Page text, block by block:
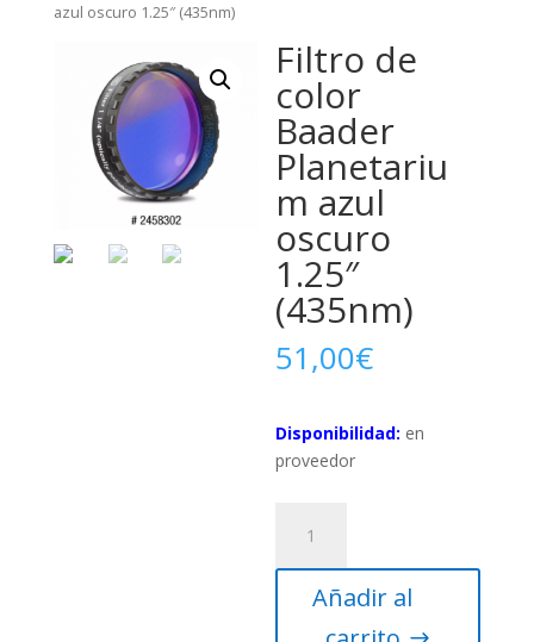
azul oscuro 1.25″ (435nm)
Filtro de
color
Baader
Planetariu
m azul
oscuro
1.25″
(435nm)
51,00€
Disponibilidad: en
proveedor
color
BaaderAñadir al